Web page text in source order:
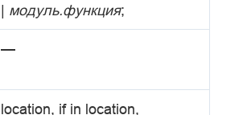
| модуль.функция;
—
location, if in location,